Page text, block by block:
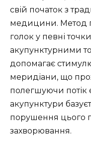
свій початок з
медицини. Метод
голок у певні
акупунктурними
допомагає
меридіани, що
полегшуючи потік
акупунктури
порушення цього
захворювання.